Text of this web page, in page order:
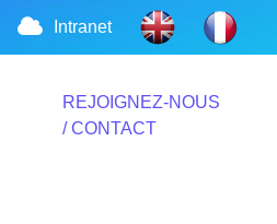
Intranet
REJOIGNEZ-NOUS
/ CONTACT